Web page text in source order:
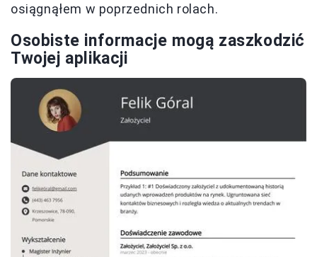
osiągnąłem w poprzednich rolach.
Osobiste informacje mogą zaszkodzić
Twojej aplikacji